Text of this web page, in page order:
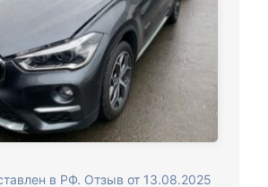
в РФ. Отзыв от 13.08.2025